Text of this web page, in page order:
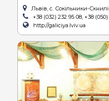
Львів, с. Сокільники-
+38 (032) 232 95 08, +38
http://galiciya.lviv.ua